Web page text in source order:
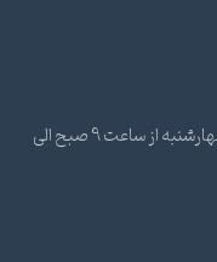
ساعات پاسخ گویی تلفنی و پشتیبانی شنبه تا چهارشنبه از ساعت 9 صبح الی